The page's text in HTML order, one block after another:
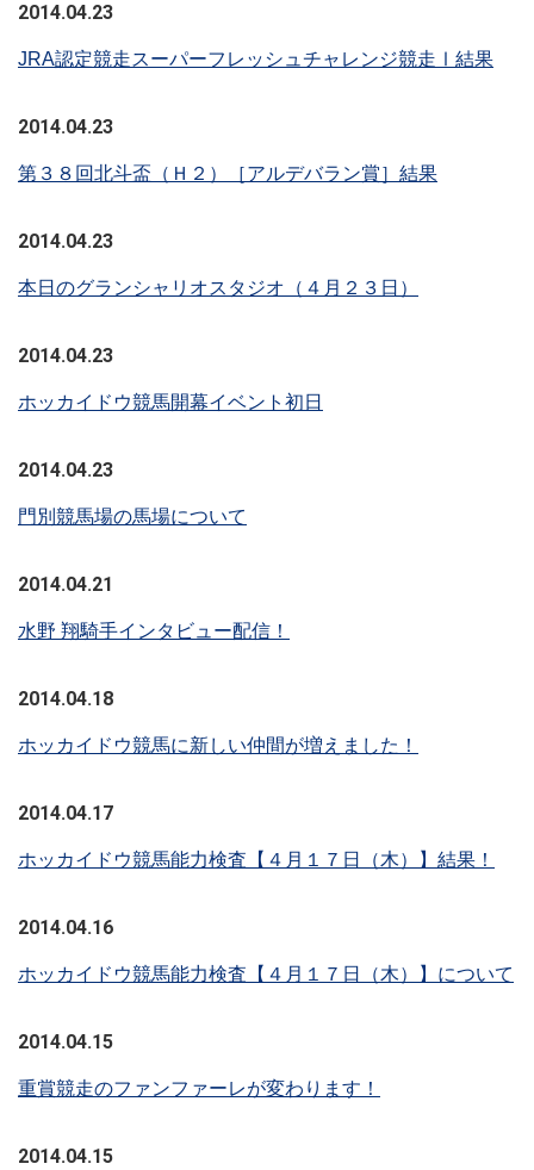
2014.04.23
JRA認定競走スーパーフレッシュチャレンジ競走Ⅰ結果
2014.04.23
第３８回北斗盃（Ｈ２）［アルデバラン賞］結果
2014.04.23
本日のグランシャリオスタジオ（４月２３日）
2014.04.23
ホッカイドウ競馬開幕イベント初日
2014.04.23
門別競馬場の馬場について
2014.04.21
水野 翔騎手インタビュー配信！
2014.04.18
ホッカイドウ競馬に新しい仲間が増えました！
2014.04.17
ホッカイドウ競馬能力検査【４月１７日（木）】結果！
2014.04.16
ホッカイドウ競馬能力検査【４月１７日（木）】について
2014.04.15
重賞競走のファンファーレが変わります！
2014.04.15